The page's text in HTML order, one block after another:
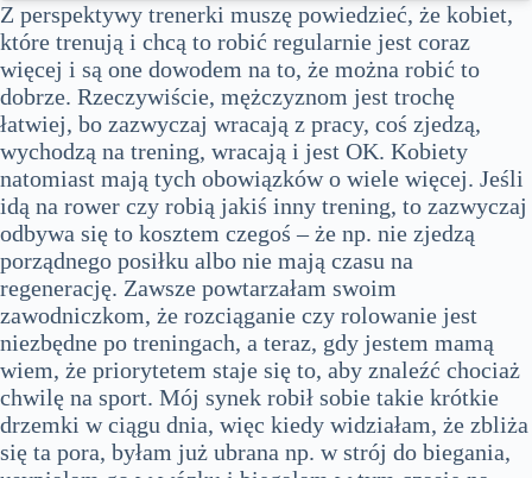
Z perspektywy trenerki muszę powiedzieć, że kobiet,
które trenują i chcą to robić regularnie jest coraz
więcej i są one dowodem na to, że można robić to
dobrze. Rzeczywiście, mężczyznom jest trochę
łatwiej, bo zazwyczaj wracają z pracy, coś zjedzą,
wychodzą na trening, wracają i jest OK. Kobiety
natomiast mają tych obowiązków o wiele więcej. Jeśli
idą na rower czy robią jakiś inny trening, to zazwyczaj
odbywa się to kosztem czegoś – że np. nie zjedzą
porządnego posiłku albo nie mają czasu na
regenerację. Zawsze powtarzałam swoim
zawodniczkom, że rozciąganie czy rolowanie jest
niezbędne po treningach, a teraz, gdy jestem mamą
wiem, że priorytetem staje się to, aby znaleźć chociaż
chwilę na sport. Mój synek robił sobie takie krótkie
drzemki w ciągu dnia, więc kiedy widziałam, że zbliża
się ta pora, byłam już ubrana np. w strój do biegania,